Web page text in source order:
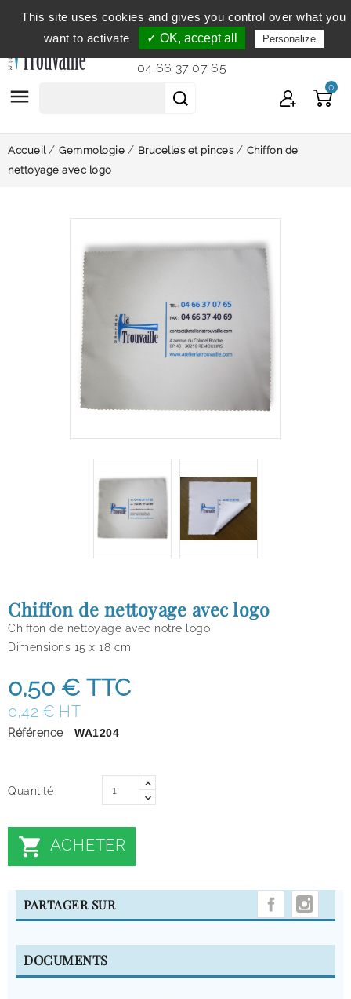
Service clientèle
du lundi au vendredi de 9h à 12h et
de 14h à 18h...
04 66 37 07 65
 0
Accueil Gemmologie Brucelles et pinces
Chiffon de
nettoyage avec logo
Chiffon de nettoyage avec logo
Chiffon de nettoyage avec notre logo
Dimensions 15 x 18 cm
0,50 € TTC
0,42 € HT
Référence WA1204
Quantité
 ACHETER
PARTAGER SUR
DOCUMENTS
This site uses cookies and gives you control over what you
want to activate
✓ OK, accept all Personalize